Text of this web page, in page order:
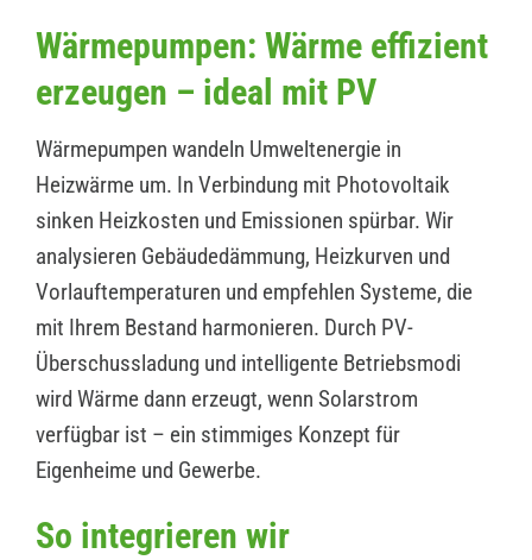
Wärmepumpen: Wärme effizient
erzeugen – ideal mit PV
Wärmepumpen wandeln Umweltenergie in
Heizwärme um. In Verbindung mit Photovoltaik
sinken Heizkosten und Emissionen spürbar. Wir
analysieren Gebäudedämmung, Heizkurven und
Vorlauftemperaturen und empfehlen Systeme, die
mit Ihrem Bestand harmonieren. Durch PV-
Überschussladung und intelligente Betriebsmodi
wird Wärme dann erzeugt, wenn Solarstrom
verfügbar ist – ein stimmiges Konzept für
Eigenheime und Gewerbe.
So integrieren wir